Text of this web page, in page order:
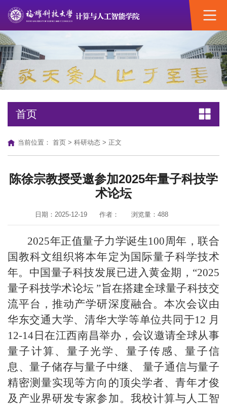
首页
当前位置： 首页 > 科研动态 > 正文
陈徐宗教授受邀参加2025年量子科技学
术论坛
日期：2025-12-19 作者： 浏览量： 488
2025年正值量子力学诞生100周年，联合
国教科文组织将本年定为国际量子科学技术
年。中国量子科技发展已进入黄金期，“2025
量子科技学术论坛 ”旨在搭建全球量子科技交
流平台，推动产学研深度融合。本次会议由
华东交通大学、清华大学等单位共同于12 月
12-14日在江西南昌举办，会议邀请全球从事
量子计算、量子光学、量子传感、量子信
息、量子储存与量子中继、 量子通信与量子
精密测量实现等方向的顶尖学者、青年才俊
及产业界研发专家参加。我校计算与人工智